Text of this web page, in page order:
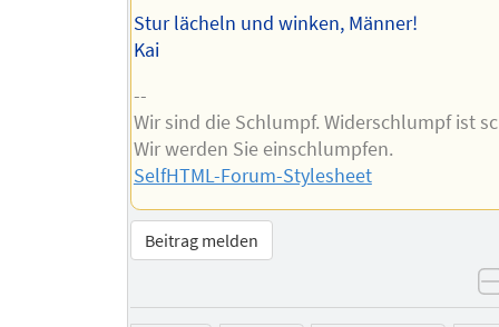
Stur lächeln und winken, Männer!
Kai
--
Wir sind die Schlumpf. Widerschlumpf ist
Wir werden Sie einschlumpfen.
SelfHTML-Forum-Stylesheet
Beitrag melden